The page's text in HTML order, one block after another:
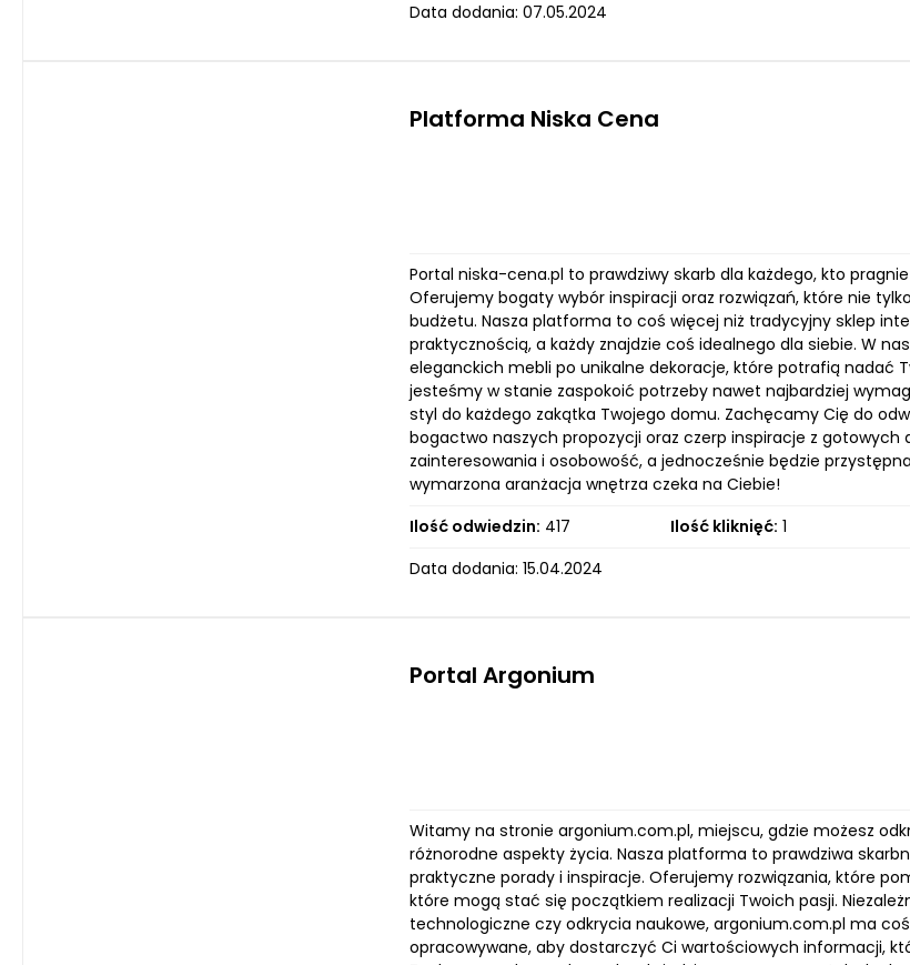
Data dodania: 07.05.2024
Platforma Niska Cena
Portal niska-cena.pl to prawdziwy skarb dla każdego, kto
Oferujemy bogaty wybór inspiracji oraz rozwiązań, które nie
budżetu. Nasza platforma to coś więcej niż tradycyjny sklep
praktycznością, a każdy znajdzie coś idealnego dla siebie. W
eleganckich mebli po unikalne dekoracje, które potrafią nadać
jesteśmy w stanie zaspokoić potrzeby nawet najbardziej
styl do każdego zakątka Twojego domu. Zachęcamy Cię do
bogactwo naszych propozycji oraz czerp inspiracje z gotowych
zainteresowania i osobowość, a jednocześnie będzie
wymarzona aranżacja wnętrza czeka na Ciebie!
Ilość odwiedzin: 417 Ilość kliknięć: 1
Data dodania: 15.04.2024
Portal Argonium
Witamy na stronie argonium.com.pl, miejscu, gdzie możesz
różnorodne aspekty życia. Nasza platforma to prawdziwa
praktyczne porady i inspiracje. Oferujemy rozwiązania, które
które mogą stać się początkiem realizacji Twoich pasji.
technologiczne czy odkrycia naukowe, argonium.com.pl ma
opracowywane, aby dostarczyć Ci wartościowych informacji,